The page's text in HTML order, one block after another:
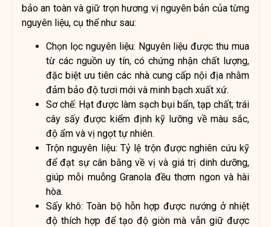
bảo an toàn và giữ trọn hương vị nguyên bản của từng
nguyên liệu, cụ thể như sau:
Chọn lọc nguyên liệu: Nguyên liệu được thu mua
từ các nguồn uy tín, có chứng nhận chất lượng,
đặc biệt ưu tiên các nhà cung cấp nội địa nhằm
đảm bảo độ tươi mới và minh bạch xuất xứ.
Sơ chế: Hạt được làm sạch bụi bẩn, tạp chất; trái
cây sấy được kiểm định kỹ lưỡng về màu sắc,
độ ẩm và vị ngọt tự nhiên.
Trộn nguyên liệu: Tỷ lệ trộn được nghiên cứu kỹ
để đạt sự cân bằng về vị và giá trị dinh dưỡng,
giúp mỗi muỗng Granola đều thơm ngon và hài
hòa.
Sấy khô: Toàn bộ hỗn hợp được nướng ở nhiệt
độ thích hợp để tạo độ giòn mà vẫn giữ được